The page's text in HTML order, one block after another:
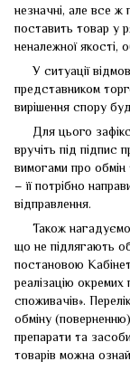
незначні, але все ж
поставить товар у
неналежної якості,
У ситуації
представником
вирішення спору
Для цього
вручіть під підпис
вимогами про обмін
– її потрібно
відправлення.
Також нагадуємо,
що не підлягають
постановою
реалізацію
споживачів».
обміну
препарати та
товарів можна